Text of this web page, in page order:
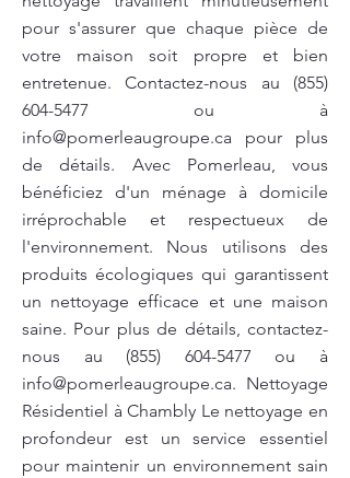
pour s'assurer que chaque pièce de
votre maison soit propre et bien
entretenue. Contactez-nous au (855)
604-5477 ou à
info@pomerleaugroupe.ca pour plus
de détails. Avec Pomerleau, vous
bénéficiez d'un ménage à domicile
irréprochable et respectueux de
l'environnement. Nous utilisons des
produits écologiques qui garantissent
un nettoyage efficace et une maison
saine. Pour plus de détails, contactez-
nous au (855) 604-5477 ou à
info@pomerleaugroupe.ca. Nettoyage
Résidentiel à Chambly Le nettoyage en
profondeur est un service essentiel
pour maintenir un environnement sain